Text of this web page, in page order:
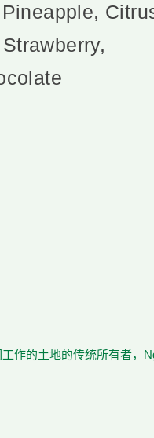
作的土地的传统所有者，